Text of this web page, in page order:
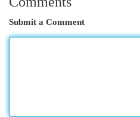
Submit a Comment